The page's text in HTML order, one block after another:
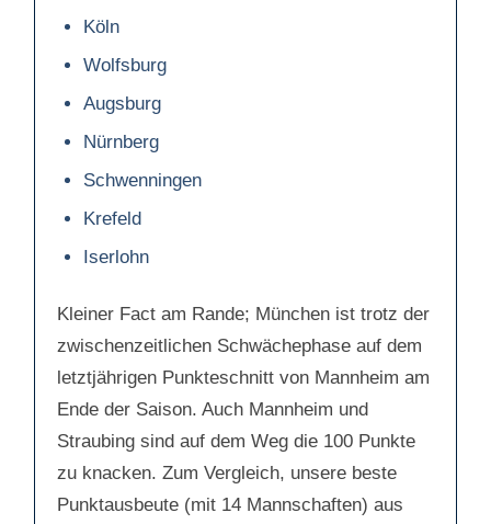
Köln
Wolfsburg
Augsburg
Nürnberg
Schwenningen
Krefeld
Iserlohn
Kleiner Fact am Rande; München ist trotz der
zwischenzeitlichen Schwächephase auf dem
letztjährigen Punkteschnitt von Mannheim am
Ende der Saison. Auch Mannheim und
Straubing sind auf dem Weg die 100 Punkte
zu knacken. Zum Vergleich, unsere beste
Punktausbeute (mit 14 Mannschaften) aus